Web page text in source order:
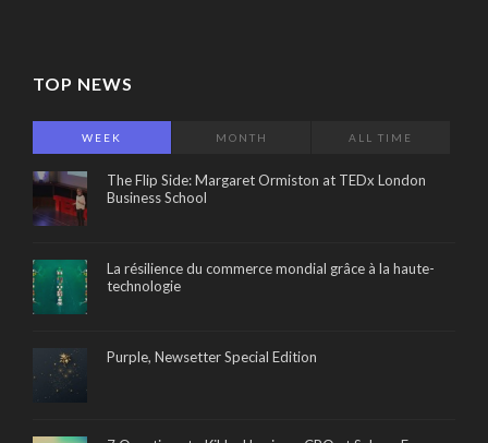
TOP NEWS
WEEK MONTH ALL TIME
The Flip Side: Margaret Ormiston at TEDx London
Business School
La résilience du commerce mondial grâce à la haute-
technologie
Purple, Newsetter Special Edition